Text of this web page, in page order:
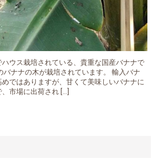
ウス栽培されている、貴重な国産バナナで
バナナの木が栽培されています。 輸入バナ
ではありますが、甘くて美味しいバナナに
市場に出荷され […]